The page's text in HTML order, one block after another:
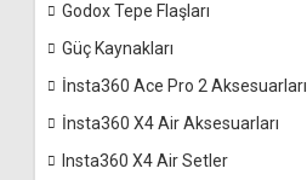
Godox Tepe Flaşları
Güç Kaynakları
İnsta360 Ace Pro 2 Aksesuarları
İnsta360 X4 Air Aksesuarları
Insta360 X4 Air Setler